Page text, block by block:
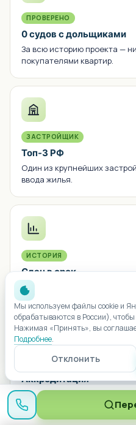
ПРОВЕРЕНО
0 судов с дольщиками
За всю историю проекта —
покупателями квартир.
ЗАСТРОЙЩИК
Топ-3 РФ
Один из крупнейших
ввода жилья.
ИСТОРИЯ
Сдан в срок
0 литеров сдано в срок или
8 БАНКОВ
Аккредитация
Сбер, ВТБ, Альфа, Газпром,
ипотечные программы
Мы используем файлы cookie и
обрабатываются в России),
Нажимая «Принять», вы
Подробнее.
Отклонить